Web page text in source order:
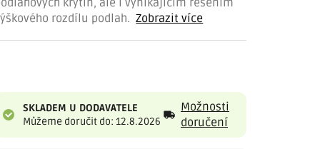
SKLADEM U DODAVATELE
Můžeme doručit do: 12.8.2026
Možnosti
doručení
krytin, ale i vynikajícím řešením
rozdílu podlah. Zobrazit více